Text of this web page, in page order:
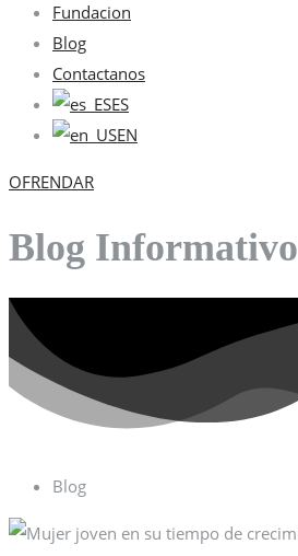
Fundacion
Blog
Contactanos
ES
EN
OFRENDAR
Blog Informativo
Blog